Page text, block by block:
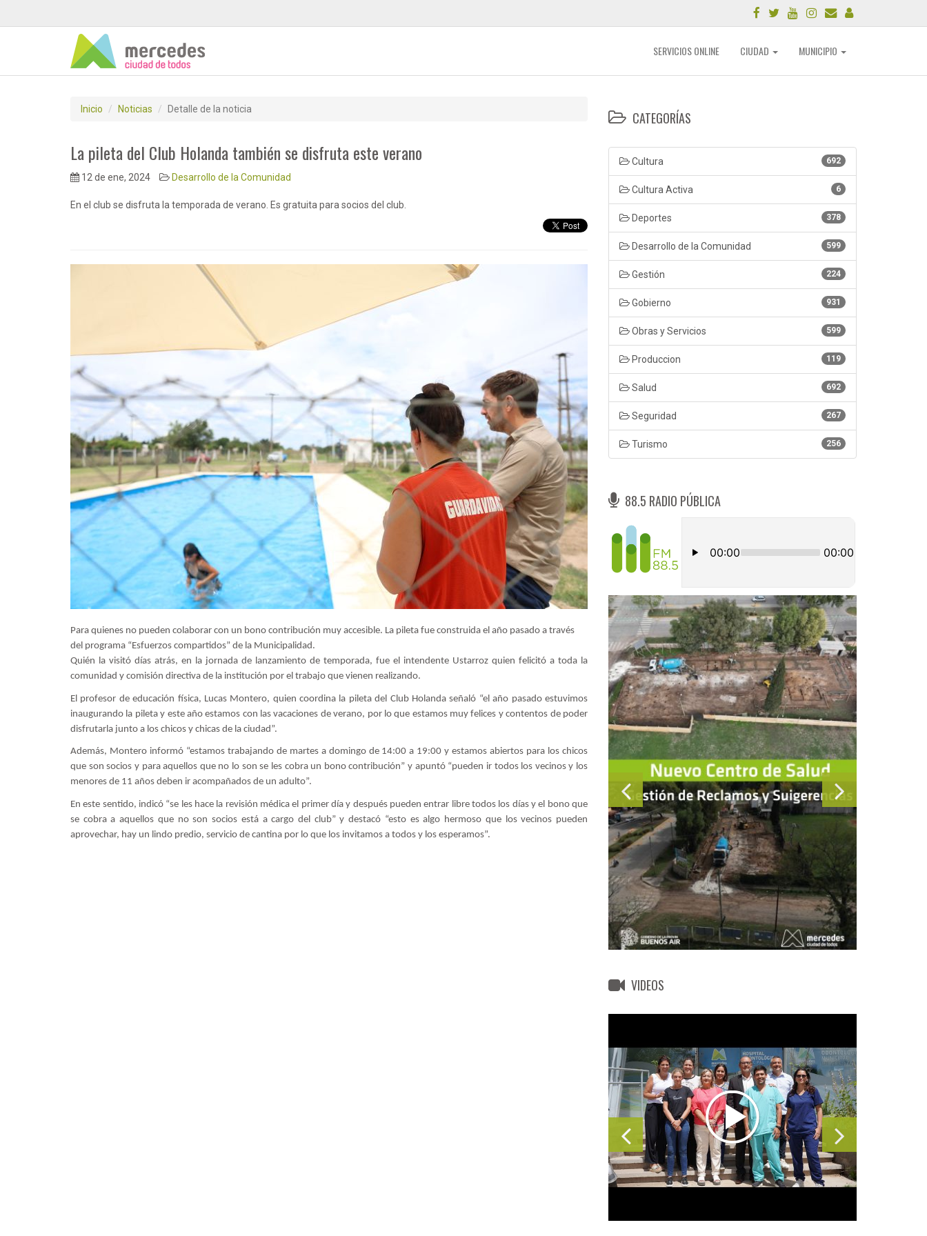
SERVICIOS ONLINE CIUDAD MUNICIPIO
Inicio Noticias Detalle de la noticia
La pileta del Club Holanda también se disfruta este verano
12 de ene, 2024 Desarrollo de la Comunidad
En el club se disfruta la temporada de verano. Es gratuita para socios del club.
Para quienes no pueden colaborar con un bono contribución muy accesible. La pileta fue construida el año pasado a través
del programa “Esfuerzos compartidos” de la Municipalidad.
Quién la visitó días atrás, en la jornada de lanzamiento de temporada, fue el intendente Ustarroz quien felicitó a toda la
comunidad y comisión directiva de la institución por el trabajo que vienen realizando.
El profesor de educación física, Lucas Montero, quien coordina la pileta del Club Holanda señaló “el año pasado estuvimos
inaugurando la pileta y este año estamos con las vacaciones de verano, por lo que estamos muy felices y contentos de poder
disfrutarla junto a los chicos y chicas de la ciudad”.
Además, Montero informó “estamos trabajando de martes a domingo de 14:00 a 19:00 y estamos abiertos para los chicos
que son socios y para aquellos que no lo son se les cobra un bono contribución” y apuntó “pueden ir todos los vecinos y los
menores de 11 años deben ir acompañados de un adulto”.
En este sentido, indicó “se les hace la revisión médica el primer día y después pueden entrar libre todos los días y el bono que
se cobra a aquellos que no son socios está a cargo del club” y destacó “esto es algo hermoso que los vecinos pueden
aprovechar, hay un lindo predio, servicio de cantina por lo que los invitamos a todos y los esperamos”.
CATEGORÍAS
692
Cultura
6
Cultura Activa
378
Deportes
599
Desarrollo de la Comunidad
224
Gestión
931
Gobierno
599
Obras y Servicios
119
Produccion
692
Salud
267
Seguridad
256
Turismo
88.5 RADIO PÚBLICA
VIDEOS